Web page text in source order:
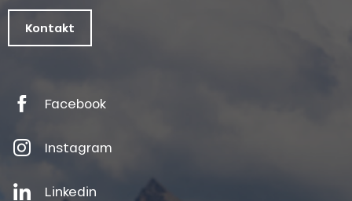
Kontakt
Facebook
Instagram
Linkedin